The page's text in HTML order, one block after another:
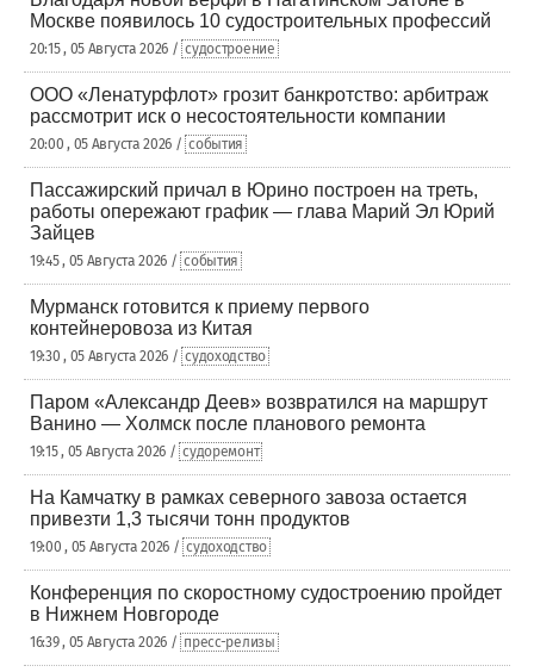
Москве появилось 10 судостроительных профессий
20:15 , 05 Августа 2026 / судостроение
ООО «Ленатурфлот» грозит банкротство: арбитраж
рассмотрит иск о несостоятельности компании
20:00 , 05 Августа 2026 / события
Пассажирский причал в Юрино построен на треть,
работы опережают график — глава Марий Эл Юрий
Зайцев
19:45 , 05 Августа 2026 / события
Мурманск готовится к приему первого
контейнеровоза из Китая
19:30 , 05 Августа 2026 / судоходство
Паром «Александр Деев» возвратился на маршрут
Ванино — Холмск после планового ремонта
19:15 , 05 Августа 2026 / судоремонт
На Камчатку в рамках северного завоза остается
привезти 1,3 тысячи тонн продуктов
19:00 , 05 Августа 2026 / судоходство
Конференция по скоростному судостроению пройдет
в Нижнем Новгороде
16:39 , 05 Августа 2026 / пресс-релизы